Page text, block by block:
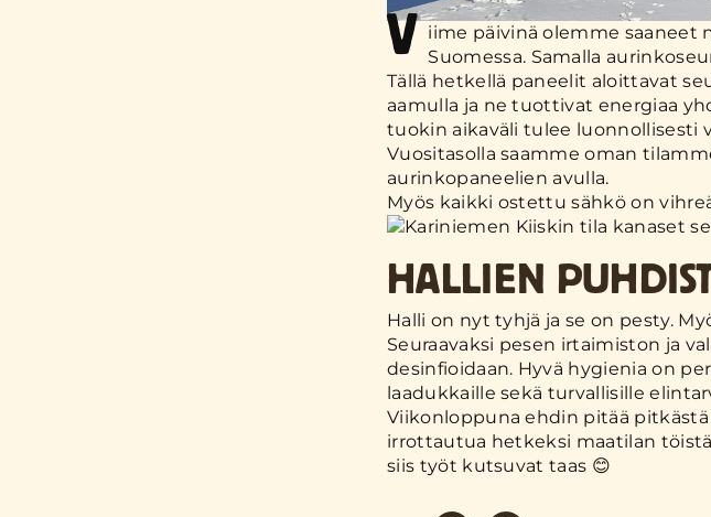
V iime päivinä olemme saaneet
Suomessa. Samalla
Tällä hetkellä paneelit aloittavat
aamulla ja ne tuottivat energiaa
tuokin aikaväli tulee luonnollisesti
Vuositasolla saamme oman
aurinkopaneelien avulla.
Myös kaikki ostettu sähkö on
HALLIEN
Halli on nyt tyhjä ja se on pesty.
Seuraavaksi pesen irtaimiston ja
desinfioidaan. Hyvä hygienia on
laadukkaille sekä turvallisille
Viikonloppuna ehdin pitää pitkästä
irrottautua hetkeksi maatilan
siis työt kutsuvat taas 😊